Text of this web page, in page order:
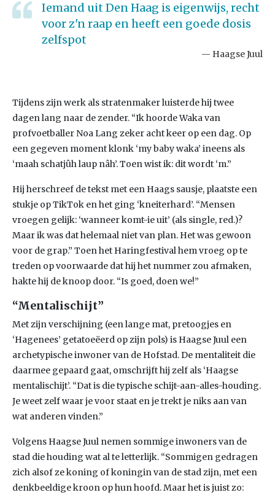
Iemand uit Den Haag is eigenwijs, recht
voor z'n raap en heeft een goede dosis
zelfspot
Haagse Juul
Tijdens zijn werk als stratenmaker luisterde hij twee
dagen lang naar de zender. “Ik hoorde Waka van
profvoetballer Noa Lang zeker acht keer op een dag. Op
een gegeven moment klonk ‘my baby waka’ ineens als
‘maah schatjûh laup nâh’. Toen wist ik: dit wordt ‘m.”
Hij herschreef de tekst met een Haags sausje, plaatste een
stukje op TikTok en het ging ‘kneiterhard’. “Mensen
vroegen gelijk: ‘wanneer komt-ie uit’ (als single, red.)?
Maar ik was dat helemaal niet van plan. Het was gewoon
voor de grap.” Toen het Haringfestival hem vroeg op te
treden op voorwaarde dat hij het nummer zou afmaken,
hakte hij de knoop door. “Is goed, doen we!”
“Mentalischijt”
Met zijn verschijning (een lange mat, pretoogjes en
‘Hagenees’ getatoeëerd op zijn pols) is Haagse Juul een
archetypische inwoner van de Hofstad. De mentaliteit die
daarmee gepaard gaat, omschrijft hij zelf als ‘Haagse
mentalischijt’. “Dat is die typische schijt-aan-alles-houding.
Je weet zelf waar je voor staat en je trekt je niks aan van
wat anderen vinden.”
Volgens Haagse Juul nemen sommige inwoners van de
stad die houding wat al te letterlijk. “Sommigen gedragen
zich alsof ze koning of koningin van de stad zijn, met een
denkbeeldige kroon op hun hoofd. Maar het is juist zo: